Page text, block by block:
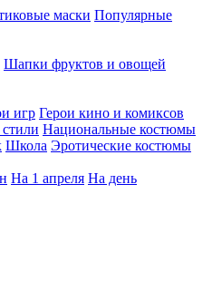
маски Популярные
Шапки фруктов и овощей
игр Герои кино и комиксов
Национальные костюмы
Школа Эротические костюмы
На 1 апреля На день